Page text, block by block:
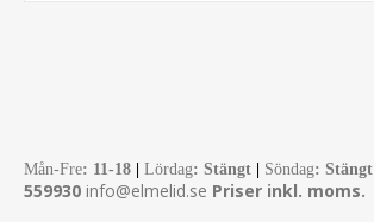
Mån-Fre: 11-18 Lördag: Stängt Söndag: Stängt
559930 info@elmelid.se Priser inkl. moms.